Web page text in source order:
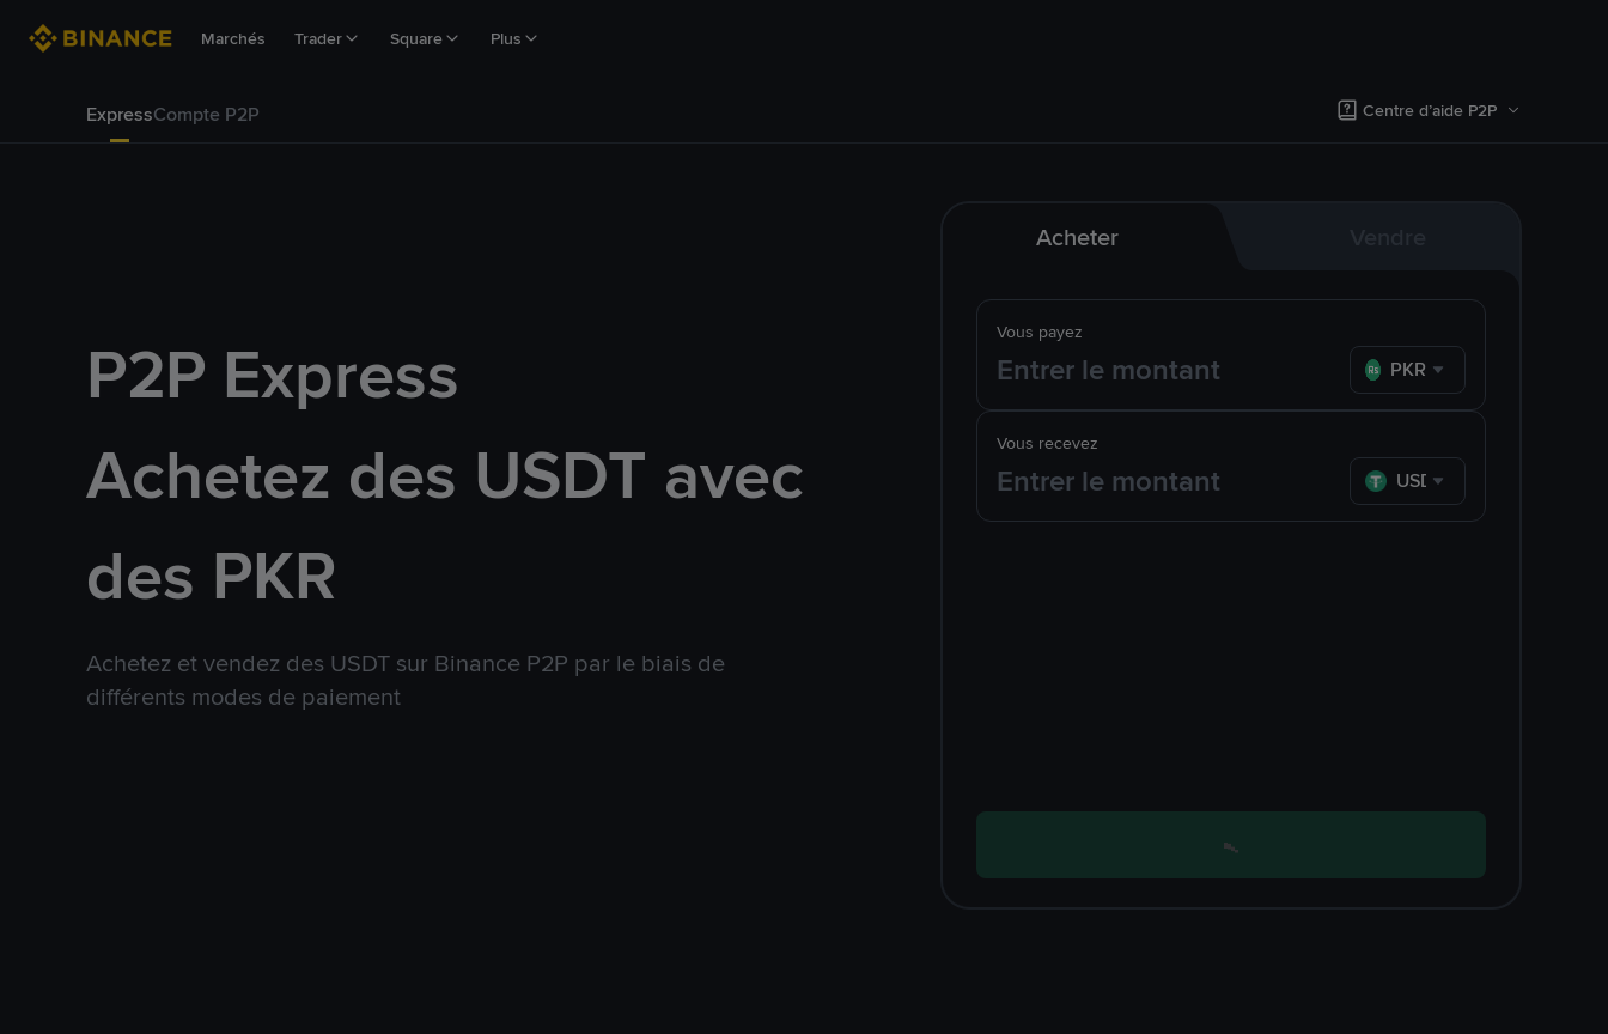
Marchés Trader Square Plus
ExpressCompte P2P Centre d’aide P2P
P2P Express
Achetez des USDT avec
des PKR
Achetez et vendez des USDT sur Binance P2P par le biais de
différents modes de paiement
Acheter
Vous payez
PKR
Vous recevez
USDT